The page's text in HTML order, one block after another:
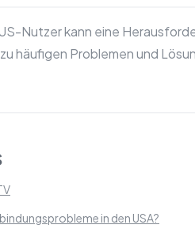
Nutzer kann eine
häufigen Problemen und
in den USA?